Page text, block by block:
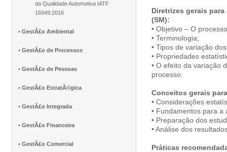
da Qualidade Automotiva IATF
16949:2016
• GestÃ£o Ambiental
• GestÃ£o de Processos
• GestÃ£o de Pessoas
• GestÃ£o EstratÃ©gica
• GestÃ£o Integrada
• GestÃ£o Financeira
• GestÃ£o Comercial
Diretrizes gerais
(SM):
• Objetivo – O
• Terminologia;
• Tipos de variação
• Propriedades
• O efeito da variação
processo.
Conceitos gerais
• Considerações
• Fundamentos para a
• Preparação dos
• Análise dos
Práticas